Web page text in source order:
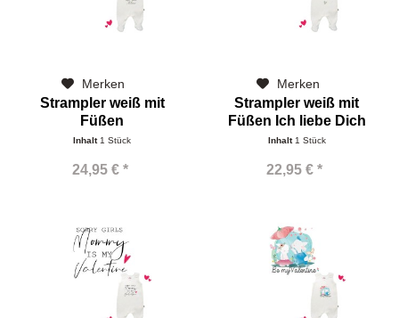
Merken
Strampler weiß mit
Füßen
Papa+Mama=Name
Inhalt1 Stück
24,95 € *
Merken
Strampler weiß mit
Füßen Ich liebe Dich
Inhalt1 Stück
22,95 € *